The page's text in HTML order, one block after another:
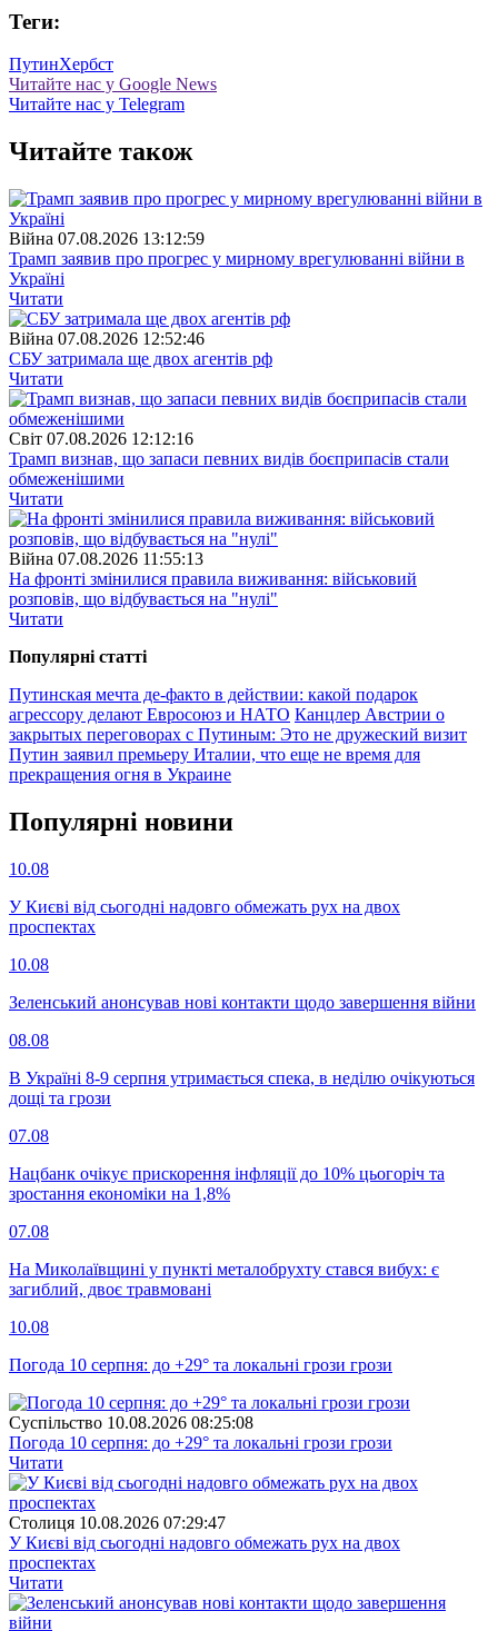
Теги:
ПутинХербст
Читайте нас у Google News
Читайте нас у Telegram
Читайте також
Війна 07.08.2026 13:12:59
Трамп заявив про прогрес у мирному врегулюванні війни в
Україні
Читати
Війна 07.08.2026 12:52:46
СБУ затримала ще двох агентів рф
Читати
Свiт 07.08.2026 12:12:16
Трамп визнав, що запаси певних видів боєприпасів стали
обмеженішими
Читати
Війна 07.08.2026 11:55:13
На фронті змінилися правила виживання: військовий
розповів, що відбувається на "нулі"
Читати
Популярнi статтi
Путинская мечта де-факто в действии: какой подарок
агрессору делают Евросоюз и НАТО Канцлер Австрии о
закрытых переговорах с Путиным: Это не дружеский визит
Путин заявил премьеру Италии, что еще не время для
прекращения огня в Украине
Популярнi новини
10.08
У Києві від сьогодні надовго обмежать рух на двох
проспектах
10.08
Зеленський анонсував нові контакти щодо завершення війни
08.08
В Україні 8-9 серпня утримається спека, в неділю очікуються
дощі та грози
07.08
Нацбанк очікує прискорення інфляції до 10% цьогоріч та
зростання економіки на 1,8%
07.08
На Миколаївщині у пункті металобрухту стався вибух: є
загиблий, двоє травмовані
10.08
Погода 10 серпня: до +29° та локальні грози грози
Суспiльство 10.08.2026 08:25:08
Погода 10 серпня: до +29° та локальні грози грози
Читати
Столиця 10.08.2026 07:29:47
У Києві від сьогодні надовго обмежать рух на двох
проспектах
Читати